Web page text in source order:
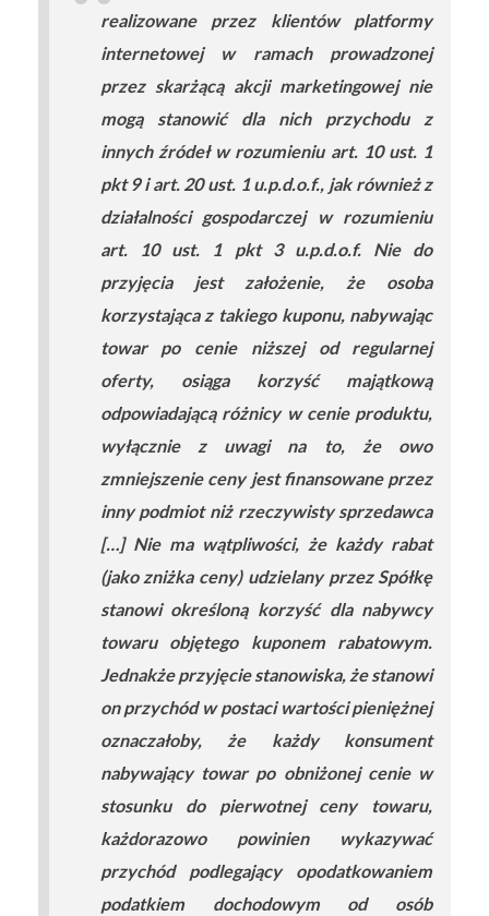
realizowane przez klientów platformy
internetowej w ramach prowadzonej
przez skarżącą akcji marketingowej nie
mogą stanowić dla nich przychodu z
innych źródeł w rozumieniu art. 10 ust. 1
pkt 9 i art. 20 ust. 1 u.p.d.o.f., jak również z
działalności gospodarczej w rozumieniu
art. 10 ust. 1 pkt 3 u.p.d.o.f. Nie do
przyjęcia jest założenie, że osoba
korzystająca z takiego kuponu, nabywając
towar po cenie niższej od regularnej
oferty, osiąga korzyść majątkową
odpowiadającą różnicy w cenie produktu,
wyłącznie z uwagi na to, że owo
zmniejszenie ceny jest finansowane przez
inny podmiot niż rzeczywisty sprzedawca
[…] Nie ma wątpliwości, że każdy rabat
(jako zniżka ceny) udzielany przez Spółkę
stanowi określoną korzyść dla nabywcy
towaru objętego kuponem rabatowym.
Jednakże przyjęcie stanowiska, że stanowi
on przychód w postaci wartości pieniężnej
oznaczałoby, że każdy konsument
nabywający towar po obniżonej cenie w
stosunku do pierwotnej ceny towaru,
każdorazowo powinien wykazywać
przychód podlegający opodatkowaniem
podatkiem dochodowym od osób